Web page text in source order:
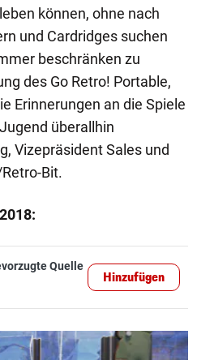
können, ohne nach
und Cardridges suchen
beschränken zu
des Go Retro! Portable,
Erinnerungen an die Spiele
überallhin
Vizepräsident Sales und
Bit.
Quelle
Hinzufügen